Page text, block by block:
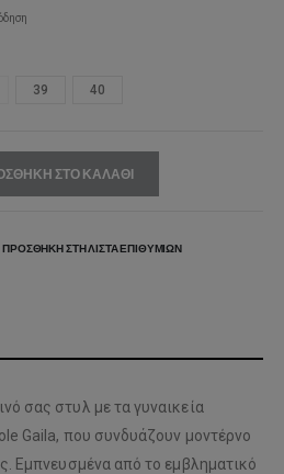
39 40
ΣΤΟ ΚΑΛΆΘΙ
ΠΡΟΣΘΉΚΗ ΣΤΗ ΛΊΣΤΑ ΕΠΙΘΥΜΙΏΝ
σας στυλ με τα γυναικεία
Gaila, που συνδυάζουν μοντέρνο
Εμπνευσμένα από το εμβληματικό